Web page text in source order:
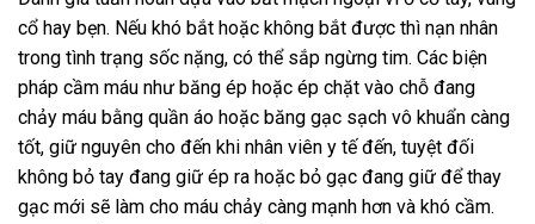
cổ hay bẹn. Nếu khó bắt hoặc không bắt được thì nạn nhân
trong tình trạng sốc nặng, có thể sắp ngừng tim. Các biện
pháp cầm máu như băng ép hoặc ép chặt vào chỗ đang
chảy máu bằng quần áo hoặc băng gạc sạch vô khuẩn càng
tốt, giữ nguyên cho đến khi nhân viên y tế đến, tuyệt đối
không bỏ tay đang giữ ép ra hoặc bỏ gạc đang giữ để thay
gạc mới sẽ làm cho máu chảy càng mạnh hơn và khó cầm.